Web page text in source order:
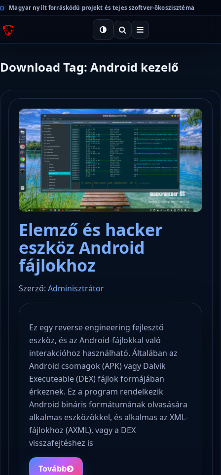
Magyar nyílt forráskódú projekt és tejes szoftver-ökoszisztéma
Download Tag: Android kezelő
Elemző és hacker
eszköz Android
fájlokhoz
Szerző: Adminisztrátor
Ez egy reverse engineering fejlesztő
eszköz, és az Android-fájlokkal való
interakcióhoz használható. Általában az
Android csomagok (APK) vagy Dalvik
Executeable (DEX) fájlok formájában
érkeznek. Ez a program rendelkezik
Android bináris formátumának olvasására
alkalmas eszközökkel, és alkalmas az XML-
fájlokhoz (AXML), vagy a DEX
visszafejtéshez is
Tovább